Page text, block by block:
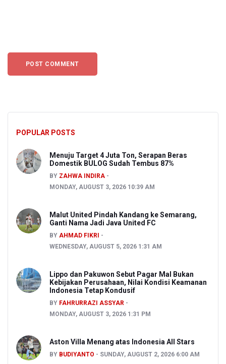
POPULAR POSTS
Menuju Target 4 Juta Ton, Serapan Beras
Domestik BULOG Sudah Tembus 87%
BY ZAHWA INDIRA
MONDAY, AUGUST 3, 2026 10:39 AM
Malut United Pindah Kandang ke Semarang,
Ganti Nama Jadi Java United FC
BY AHMAD FIKRI
WEDNESDAY, AUGUST 5, 2026 1:31 AM
Lippo dan Pakuwon Sebut Pagar Mal Bukan
Kebijakan Perusahaan, Nilai Kondisi Keamanan
Indonesia Tetap Kondusif
BY FAHRURRAZI ASSYAR
MONDAY, AUGUST 3, 2026 1:31 PM
Aston Villa Menang atas Indonesia All Stars
BY BUDIYANTO SUNDAY, AUGUST 2, 2026 6:00 AM